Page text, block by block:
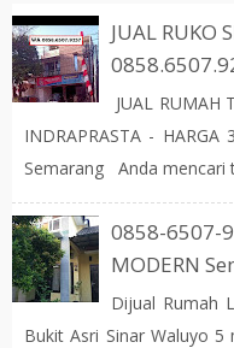
JUAL RUKO
JUAL RUMAH
INDRAPRASTA -
Semarang Anda mencari
0858-6507-
MODERN
Dijual Rumah
Bukit Asri Sinar Waluyo